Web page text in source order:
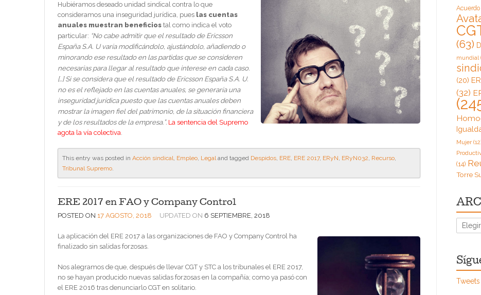
Hubiéramos deseado unidad sindical contra lo que
consideramos una inseguridad jurídica, pues las cuentas
anuales muestran beneficios tal como indica el voto
particular: “No cabe admitir que el resultado de Ericsson
España S.A. U varía modificándolo, ajustándolo, añadiendo o
minorando ese resultado en las partidas que se consideren
necesarias para llegar al resultado que interese en cada caso.
[…] Si se considera que el resultado de Ericsson España S.A. U.
no es el reflejado en las cuentas anuales, se generaría una
inseguridad jurídica puesto que las cuentas anuales deben
mostrar la imagen fiel del patrimonio, de la situación financiera
y de los resultados de la empresa.”. La sentencia del Supremo
agota la vía colectiva.
This entry was posted in Acción sindical, Empleo, Legaland tagged Despidos, ERE, ERE 2017, ERyN, ERyN032, Recurso,
Tribunal Supremo.
ERE 2017 en FAO y Company Control
POSTED ON 17 AGOSTO, 2018 UPDATED ON 6 SEPTIEMBRE, 2018
La aplicación del ERE 2017 a las organizaciones de FAO y Company Control ha
finalizado sin salidas forzosas.
Nos alegramos de que, después de llevar CGT y STC a los tribunales el ERE 2017,
no se hayan producido nuevas salidas forzosas en la compañía; como ya pasó con
el ERE 2016 tras denunciarlo CGT en solitario.
Acuerdo
(63)
mundial
(20)
(32)
Mujer
(14)
Torre
Tweets